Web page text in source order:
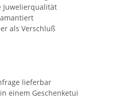
Juwelierqualität
als Verschluß
lieferbar
einem Geschenketui